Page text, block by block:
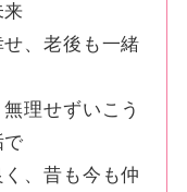
来
せ、老後も一緒
理せずいこう
で
く、昔も今も仲